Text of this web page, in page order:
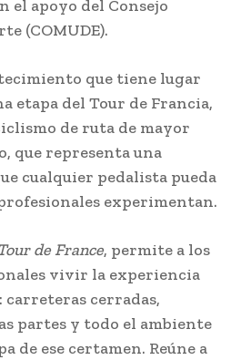
el apoyo del Consejo
(COMUDE).
que tiene lugar
etapa del Tour de Francia,
de ruta de mayor
que representa una
cualquier pedalista pueda
experimentan.
de France, permite a los
vivir la experiencia
carreteras cerradas,
partes y todo el ambiente
de ese certamen. Reúne a